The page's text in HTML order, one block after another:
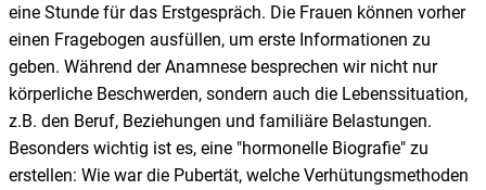
eine Stunde für das Erstgespräch. Die Frauen können vorher
einen Fragebogen ausfüllen, um erste Informationen zu
geben. Während der Anamnese besprechen wir nicht nur
körperliche Beschwerden, sondern auch die Lebenssituation,
z.B. den Beruf, Beziehungen und familiäre Belastungen.
Besonders wichtig ist es, eine "hormonelle Biografie" zu
erstellen: Wie war die Pubertät, welche Verhütungsmethoden